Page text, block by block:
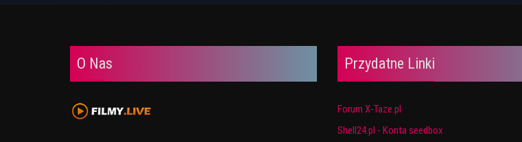
O Nas Przydatne Linki
Forum X-Taze.pl
Shell24.pl - Konta seedbox